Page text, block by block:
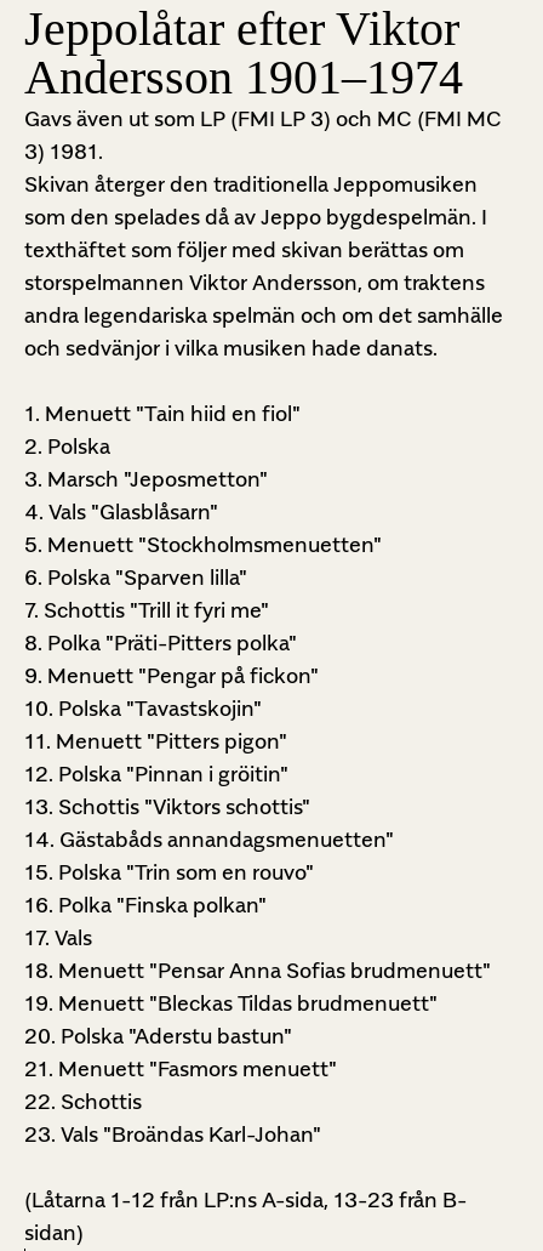
Jeppolåtar efter Viktor
Andersson 1901–1974
Gavs även ut som LP (FMI LP 3) och MC (FMI MC
3) 1981.
Skivan återger den traditionella Jeppomusiken
som den spelades då av Jeppo bygdespelmän. I
texthäftet som följer med skivan berättas om
storspelmannen Viktor Andersson, om traktens
andra legendariska spelmän och om det samhälle
och sedvänjor i vilka musiken hade danats.
1. Menuett "Tain hiid en fiol"
2. Polska
3. Marsch "Jeposmetton"
4. Vals "Glasblåsarn"
5. Menuett "Stockholmsmenuetten"
6. Polska "Sparven lilla"
7. Schottis "Trill it fyri me"
8. Polka "Präti-Pitters polka"
9. Menuett "Pengar på fickon"
10. Polska "Tavastskojin"
11. Menuett "Pitters pigon"
12. Polska "Pinnan i gröitin"
13. Schottis "Viktors schottis"
14. Gästabåds annandagsmenuetten"
15. Polska "Trin som en rouvo"
16. Polka "Finska polkan"
17. Vals
18. Menuett "Pensar Anna Sofias brudmenuett"
19. Menuett "Bleckas Tildas brudmenuett"
20. Polska "Aderstu bastun"
21. Menuett "Fasmors menuett"
22. Schottis
23. Vals "Broändas Karl-Johan"
(Låtarna 1-12 från LP:ns A-sida, 13-23 från B-
sidan)